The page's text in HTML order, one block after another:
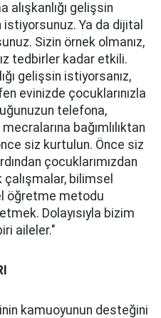
gelişsin
istiyorsunuz. Ya da dijital
Sizin örnek olmanız,
tedbirler kadar etkili.
gelişsin istiyorsanız,
evinizde çocuklarınızla
telefona,
bağımlılıktan
siz kurtulun. Önce siz
çocuklarımızdan
bilimsel
öğretme metodu
Dolayısıyla bizim
aileler."
kamuoyunun desteğini